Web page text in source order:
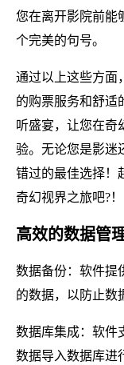
您在离开影院前能
个完美的句号。
通过以上这些方面
的购票服务和舒适
听盛宴，让您在奇
验。无论您是影迷
错过的最佳选择！
奇幻视界之旅吧?！
高效的数据管
数据备份：软件提
的数据，以防止数
数据库集成：软件
数据导入数据库进